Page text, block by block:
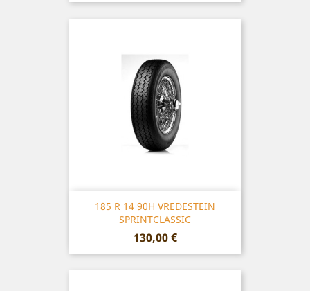
185 R 14 90H VREDESTEIN
SPRINTCLASSIC
Prix
130,00 €